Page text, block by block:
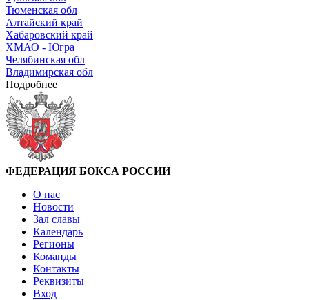
Тюменская обл
Алтайский край
Хабаровский край
ХМАО - Югра
Челябинская обл
Владимирская обл
Подробнее
ФЕДЕРАЦИЯ БОКСА РОССИИ
О нас
Новости
Зал славы
Календарь
Регионы
Команды
Контакты
Реквизиты
Вход